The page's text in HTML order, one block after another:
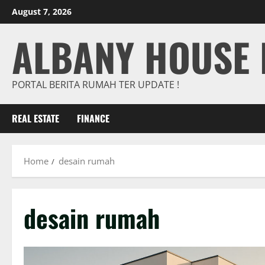
Skip
to
August 7, 2026
ALBANY HOUSE
PORTAL BERITA RUMAH TER UPDATE !
REAL ESTATE FINANCE
Home desain rumah
desain rumah